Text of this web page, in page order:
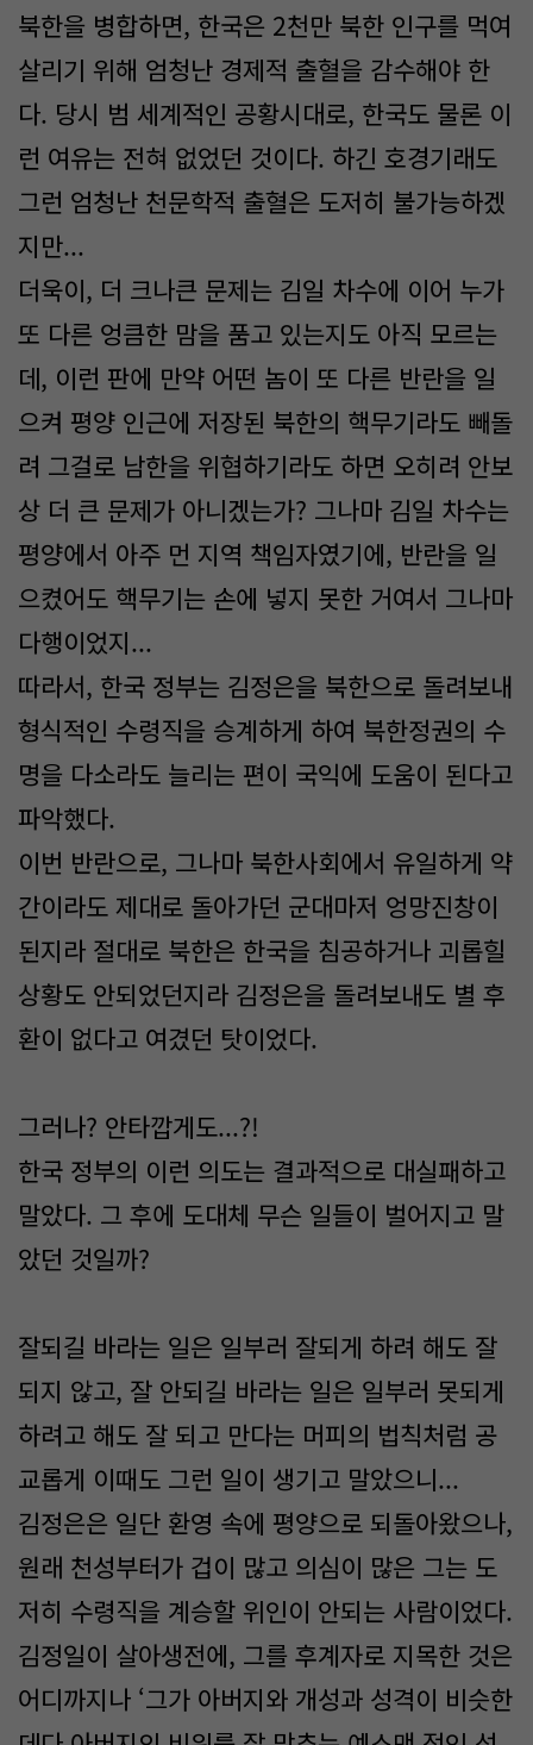
북한을 병합하면, 한국은 2천만 북한 인구를 먹여
살리기 위해 엄청난 경제적 출혈을 감수해야 한
다. 당시 범 세계적인 공황시대로, 한국도 물론 이
런 여유는 전혀 없었던 것이다. 하긴 호경기래도
그런 엄청난 천문학적 출혈은 도저히 불가능하겠
지만...
더욱이, 더 크나큰 문제는 김일 차수에 이어 누가
또 다른 엉큼한 맘을 품고 있는지도 아직 모르는
데, 이런 판에 만약 어떤 놈이 또 다른 반란을 일
으켜 평양 인근에 저장된 북한의 핵무기라도 빼돌
려 그걸로 남한을 위협하기라도 하면 오히려 안보
상 더 큰 문제가 아니겠는가? 그나마 김일 차수는
평양에서 아주 먼 지역 책임자였기에, 반란을 일
으켰어도 핵무기는 손에 넣지 못한 거여서 그나마
다행이었지...
따라서, 한국 정부는 김정은을 북한으로 돌려보내
형식적인 수령직을 승계하게 하여 북한정권의 수
명을 다소라도 늘리는 편이 국익에 도움이 된다고
파악했다.
이번 반란으로, 그나마 북한사회에서 유일하게 약
간이라도 제대로 돌아가던 군대마저 엉망진창이
된지라 절대로 북한은 한국을 침공하거나 괴롭힐
상황도 안되었던지라 김정은을 돌려보내도 별 후
환이 없다고 여겼던 탓이었다.
그러나? 안타깝게도...?!
한국 정부의 이런 의도는 결과적으로 대실패하고
말았다. 그 후에 도대체 무슨 일들이 벌어지고 말
았던 것일까?
잘되길 바라는 일은 일부러 잘되게 하려 해도 잘
되지 않고, 잘 안되길 바라는 일은 일부러 못되게
하려고 해도 잘 되고 만다는 머피의 법칙처럼 공
교롭게 이때도 그런 일이 생기고 말았으니...
김정은은 일단 환영 속에 평양으로 되돌아왔으나,
원래 천성부터가 겁이 많고 의심이 많은 그는 도
저히 수령직을 계승할 위인이 안되는 사람이었다.
김정일이 살아생전에, 그를 후계자로 지목한 것은
어디까지나 ‘그가 아버지와 개성과 성격이 비슷한